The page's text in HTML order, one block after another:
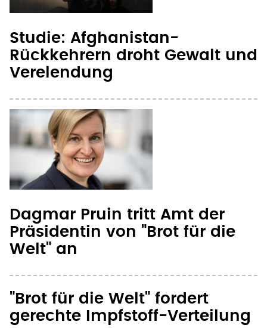
Studie: Afghanistan-
Rückkehrern droht Gewalt und
Verelendung
Dagmar Pruin tritt Amt der
Präsidentin von "Brot für die
Welt" an
"Brot für die Welt" fordert
gerechte Impfstoff-Verteilung